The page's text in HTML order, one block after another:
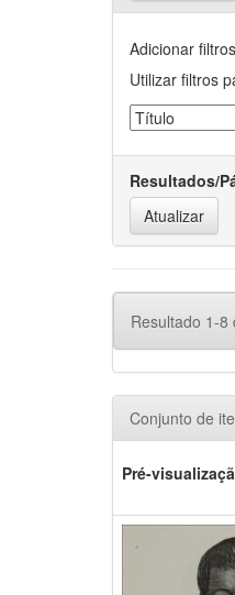
Adicionar
Utilizar filtros
Resultados/
Resultado 1-8
Conjunto de
Pré-